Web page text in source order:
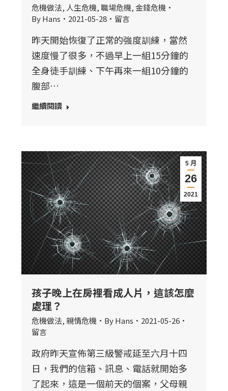
危機做法, 人生危機,職場危機,金錢危機
ByHans 2021-05-28 留言
昨天開始恢復了正常的強度訓練，當然
速度慢了很多，不過早上一組15分鐘的
全身徒手訓練、下午再來一組10分鐘的
腹部…
繼續閱讀
5 月
26
2021
孩子晚上在房裡看成人片，這該怎麼
處理？
危機做法,親情危機 ByHans
2021-05-26
留言
政府昨天宣佈第三級警戒延至六月十四
日，我們的信箱、訊息、電話就開始多
了起來，這是一個前天的個案，父母親